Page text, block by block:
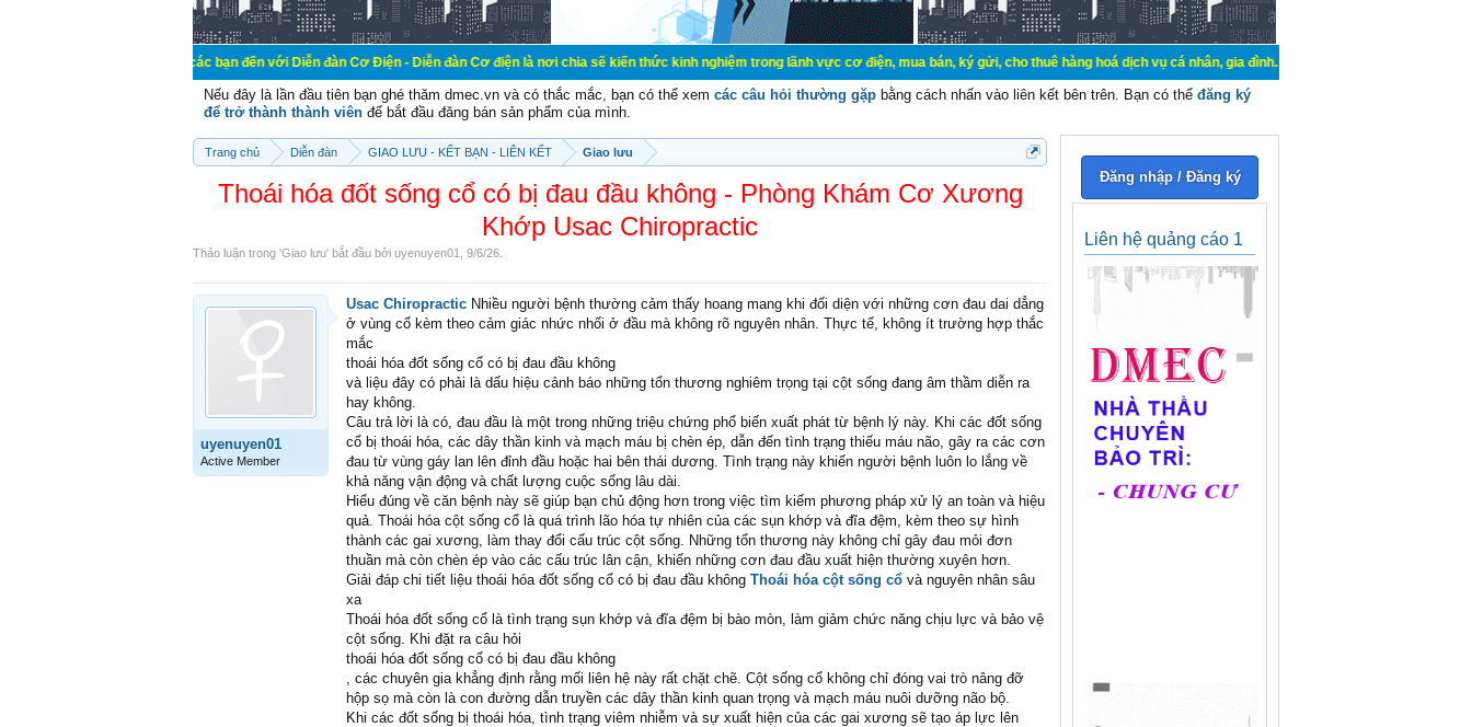
Chào mừng các bạn đến với Diễn đàn Cơ Điện - Diễn đàn Cơ điện là nơi chia sẽ kiến thức kinh nghiệm trong lãnh vực cơ điện, mua bán, ký gửi, cho thuê hàng hoá dịch vụ cá nhân, gia đình. Mua bán, ký gửi, cho thuê thiết bị hệ
Nếu đây là lần đầu tiên bạn ghé thăm dmec.vn và có thắc mắc, bạn có thể xem các câu hỏi thường gặp bằng cách nhấn vào liên kết bên trên. Bạn có thể đăng ký
để trở thành thành viên để bắt đầu đăng bán sản phẩm của mình.
Trang chủ Diễn đàn GIAO LƯU - KẾT BẠN - LIÊN KẾT Giao lưu
Thoái hóa đốt sống cổ có bị đau đầu không - Phòng Khám Cơ Xương
Khớp Usac Chiropractic
Thảo luận trong 'Giao lưu' bắt đầu bởi uyenuyen01 9/6/26
uyenuyen01
Active Member
Usac Chiropractic Nhiều người bệnh thường cảm thấy hoang mang khi đối diện với những cơn đau dai dẳng
ở vùng cổ kèm theo cảm giác nhức nhối ở đầu mà không rõ nguyên nhân. Thực tế, không ít trường hợp thắc
mắc
thoái hóa đốt sống cổ có bị đau đầu không
và liệu đây có phải là dấu hiệu cảnh báo những tổn thương nghiêm trọng tại cột sống đang âm thầm diễn ra
hay không.
Câu trả lời là có, đau đầu là một trong những triệu chứng phổ biến xuất phát từ bệnh lý này. Khi các đốt sống
cổ bị thoái hóa, các dây thần kinh và mạch máu bị chèn ép, dẫn đến tình trạng thiếu máu não, gây ra các cơn
đau từ vùng gáy lan lên đỉnh đầu hoặc hai bên thái dương. Tình trạng này khiến người bệnh luôn lo lắng về
khả năng vận động và chất lượng cuộc sống lâu dài.
Hiểu đúng về căn bệnh này sẽ giúp bạn chủ động hơn trong việc tìm kiếm phương pháp xử lý an toàn và hiệu
quả. Thoái hóa cột sống cổ là quá trình lão hóa tự nhiên của các sụn khớp và đĩa đệm, kèm theo sự hình
thành các gai xương, làm thay đổi cấu trúc cột sống. Những tổn thương này không chỉ gây đau mỏi đơn
thuần mà còn chèn ép vào các cấu trúc lân cận, khiến những cơn đau đầu xuất hiện thường xuyên hơn.
Giải đáp chi tiết liệu thoái hóa đốt sống cổ có bị đau đầu không Thoái hóa cột sống cổ và nguyên nhân sâu
xa
Thoái hóa đốt sống cổ là tình trạng sụn khớp và đĩa đệm bị bào mòn, làm giảm chức năng chịu lực và bảo vệ
cột sống. Khi đặt ra câu hỏi
thoái hóa đốt sống cổ có bị đau đầu không
, các chuyên gia khẳng định rằng mối liên hệ này rất chặt chẽ. Cột sống cổ không chỉ đóng vai trò nâng đỡ
hộp sọ mà còn là con đường dẫn truyền các dây thần kinh quan trọng và mạch máu nuôi dưỡng não bộ.
Khi các đốt sống bị thoái hóa, tình trạng viêm nhiễm và sự xuất hiện của các gai xương sẽ tạo áp lực lên
Đăng nhập / Đăng ký
Liên hệ quảng cáo 1